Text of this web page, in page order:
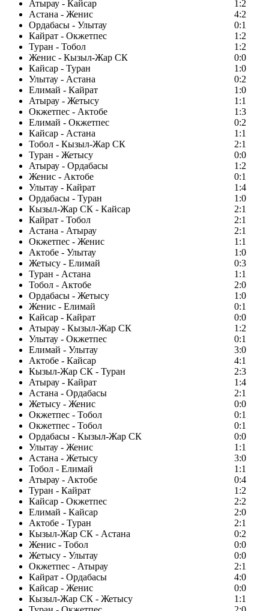
Атырау - Кайсар
1:2
Астана - Женис
4:2
Ордабасы - Улытау
0:1
Кайрат - Окжетпес
1:2
Туран - Тобол
1:2
Женис - Кызыл-Жар СК
0:0
Кайсар - Туран
1:0
Улытау - Астана
0:2
Елимай - Кайрат
1:0
Атырау - Жетысу
1:1
Окжетпес - Актобе
1:3
Елимай - Окжетпес
0:2
Кайсар - Астана
1:1
Тобол - Кызыл-Жар СК
2:1
Туран - Жетысу
0:0
Атырау - Ордабасы
1:2
Женис - Актобе
0:1
Улытау - Кайрат
1:4
Ордабасы - Туран
1:0
Кызыл-Жар СК - Кайсар
2:1
Кайрат - Тобол
2:1
Астана - Атырау
2:1
Окжетпес - Женис
1:1
Актобе - Улытау
1:0
Жетысу - Елимай
0:3
Туран - Астана
1:1
Тобол - Актобе
2:0
Ордабасы - Жетысу
1:0
Женис - Елимай
0:1
Кайсар - Кайрат
0:0
Атырау - Кызыл-Жар СК
1:2
Улытау - Окжетпес
0:1
Елимай - Улытау
3:0
Актобе - Кайсар
4:1
Кызыл-Жар СК - Туран
2:3
Атырау - Кайрат
1:4
Астана - Ордабасы
2:1
Жетысу - Женис
0:0
Окжетпес - Тобол
0:1
Окжетпес - Тобол
0:1
Ордабасы - Кызыл-Жар СК
0:0
Улытау - Женис
1:1
Астана - Жетысу
3:0
Тобол - Елимай
1:1
Атырау - Актобе
0:4
Туран - Кайрат
1:2
Кайсар - Окжетпес
2:2
Елимай - Кайсар
2:0
Актобе - Туран
2:1
Кызыл-Жар СК - Астана
0:2
Женис - Тобол
0:0
Жетысу - Улытау
0:0
Окжетпес - Атырау
2:1
Кайрат - Ордабасы
4:0
Кайсар - Женис
0:0
Кызыл-Жар СК - Жетысу
1:1